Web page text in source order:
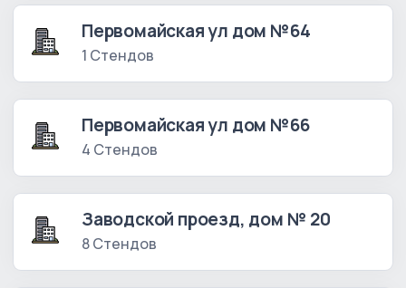
Первомайская ул дом №64
1 Стендов
Первомайская ул дом №66
4 Стендов
Заводской проезд, дом № 20
8 Стендов